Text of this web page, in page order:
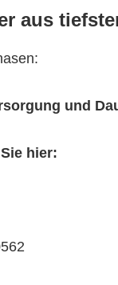
aus
und
hier: